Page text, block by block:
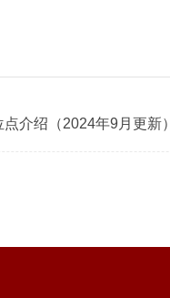
介绍（2024年9月更新）